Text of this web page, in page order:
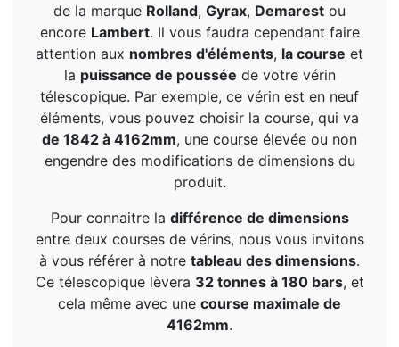
de la marque Rolland, Gyrax, Demarest ou
encore Lambert. Il vous faudra cependant faire
attention aux nombres d'éléments, la course et
la puissance de poussée de votre vérin
télescopique. Par exemple, ce vérin est en neuf
éléments, vous pouvez choisir la course, qui va
de 1842 à 4162mm, une course élevée ou non
engendre des modifications de dimensions du
produit.
Pour connaitre la différence de dimensions
entre deux courses de vérins, nous vous invitons
à vous référer à notre tableau des dimensions.
Ce télescopique lèvera 32 tonnes à 180 bars, et
cela même avec une course maximale de
4162mm.